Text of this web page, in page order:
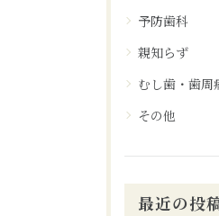
予防歯科
親知らず
むし歯・歯周
その他
最近の投